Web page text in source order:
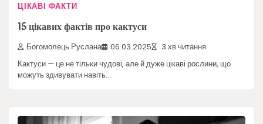
ЦІКАВІ ФАКТИ
15 цікавих фактів про кактуси
Богомолець Руслана 06.03.2025 3 хв читання
Кактуси — це не тільки чудові, але й дуже цікаві рослини, що
можуть здивувати навіть…